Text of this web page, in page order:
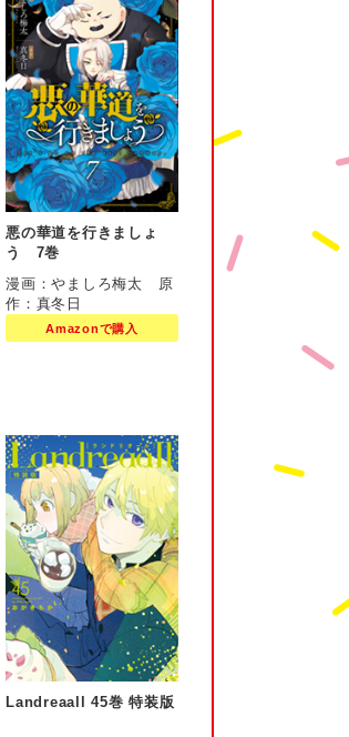
悪の華道を行きましょ
う 7巻
漫画：やましろ梅太 原
作：真冬日
Amazonで購入
Landreaall 45巻 特装版